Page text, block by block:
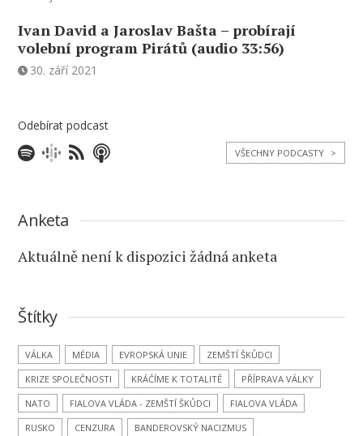
Ivan David a Jaroslav Bašta – probírají
volební program Pirátů (audio 33:56)
30. září 2021
Odebírat podcast
VŠECHNY PODCASTY >
Anketa
Aktuálně není k dispozici žádná anketa
Štítky
VÁLKA MÉDIA EVROPSKÁ UNIE
ZEMŠTÍ ŠKŮDCI
KRIZE SPOLEČNOSTI
KRÁČÍME K TOTALITĚ
PŘÍPRAVA VÁLKY
NATO
FIALOVA VLÁDA - ZEMŠTÍ ŠKŮDCI
FIALOVA VLÁDA
RUSKO
CENZURA
BANDEROVSKÝ NACIZMUS